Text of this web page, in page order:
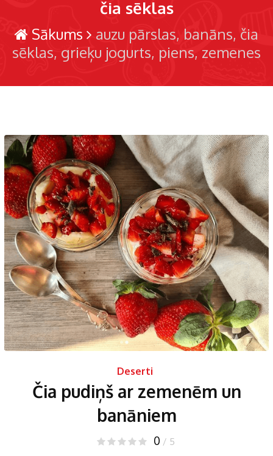
čia sēklas
Sākums auzu pārslas banāns čia
sēklas grieķu jogurts piens zemenes
Deserti
Čia pudiņš ar zemenēm un
banāniem
0 / 5